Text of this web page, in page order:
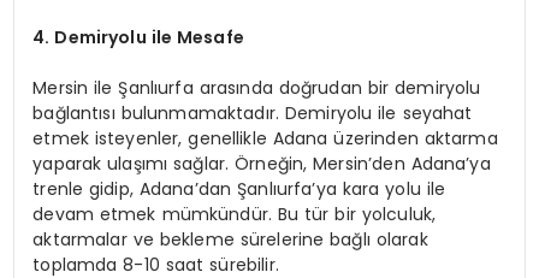
4. Demiryolu ile Mesafe
Mersin ile Şanlıurfa arasında doğrudan bir demiryolu
bağlantısı bulunmamaktadır. Demiryolu ile seyahat
etmek isteyenler, genellikle Adana üzerinden aktarma
yaparak ulaşımı sağlar. Örneğin, Mersin’den Adana’ya
trenle gidip, Adana’dan Şanlıurfa’ya kara yolu ile
devam etmek mümkündür. Bu tür bir yolculuk,
aktarmalar ve bekleme sürelerine bağlı olarak
toplamda 8-10 saat sürebilir.